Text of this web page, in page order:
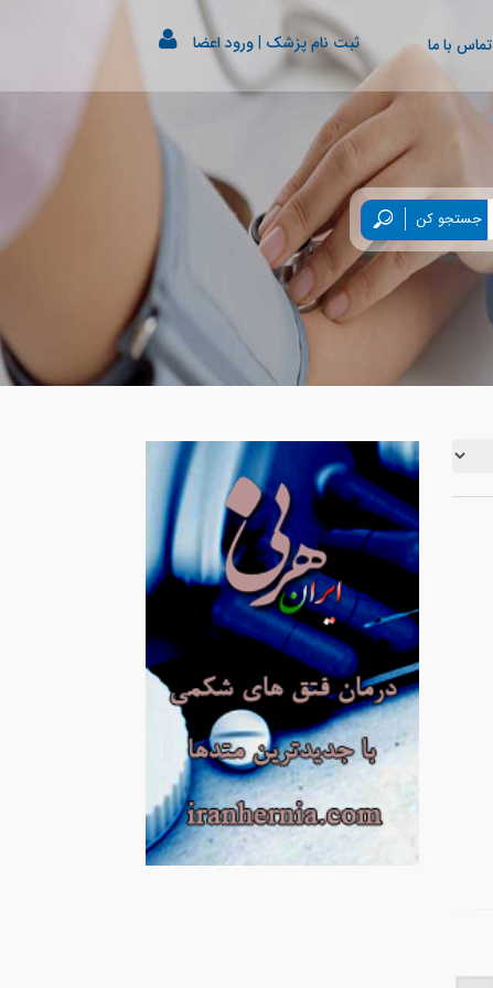
تماس با ما ثبت نام پزشک |ورود اعضا
جستجو کن